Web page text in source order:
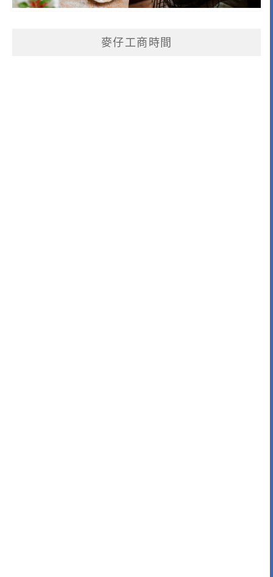
麥仔工商時間